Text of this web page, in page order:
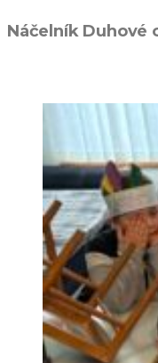
Náčelník Duhové